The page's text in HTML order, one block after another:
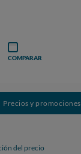
COMPARAR
Precios y promociones
del precio